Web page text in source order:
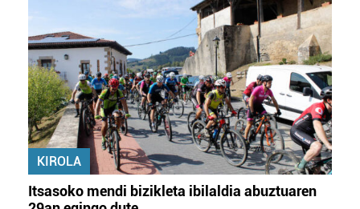
KIROLA
Itsasoko mendi bizikleta ibilaldia abuztuaren